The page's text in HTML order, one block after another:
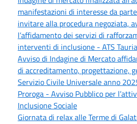
manifestazioni di interesse da
invitare alla procedura negoziata,
l’affidamento dei servizi di
interventi di inclusione - ATS
Avviso di Indagine di Mercato
di accreditamento, progettazione,
Servizio Civile Universale anno
Proroga - Avviso Pubblico per
Inclusione Sociale
Giornata di relax alle Terme di